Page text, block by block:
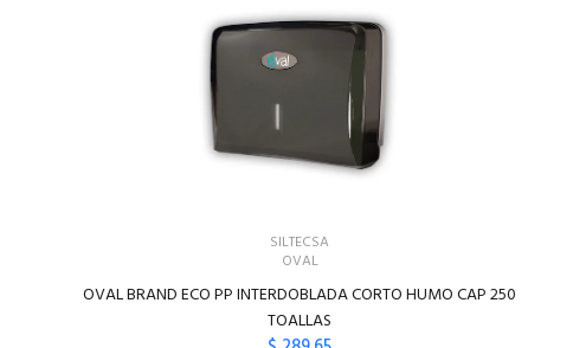
SILTECSA
OVAL
OVAL BRAND ECO PP INTERDOBLADA CORTO HUMO CAP 250
TOALLAS